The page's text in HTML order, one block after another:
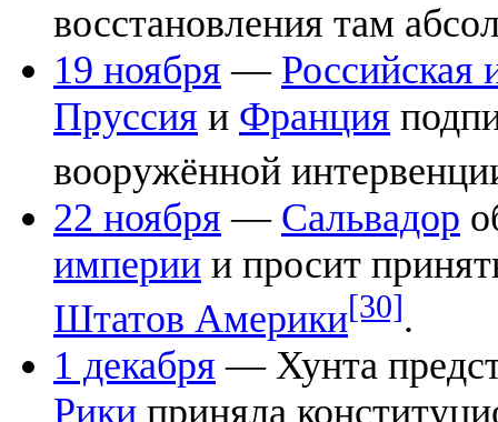
восстановления там
19 ноября — Российская
Пруссия и Франция
вооружённой
22 ноября — Сальвадор
империи и просит
Штатов Америки[30].
1 декабря — Хунта
Рики приняла